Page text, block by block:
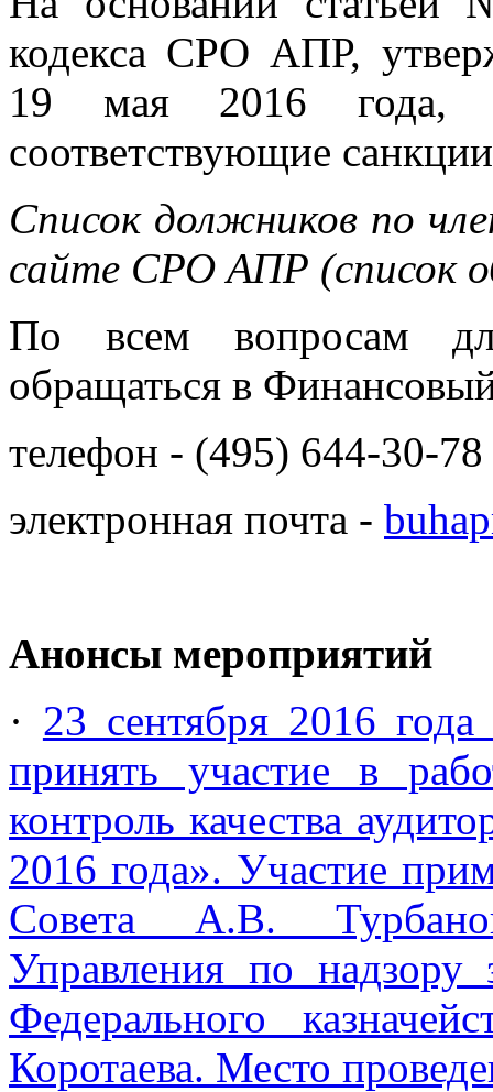
кодекса СРО АПР,
19 мая 2016 года,
соответствующие
Список должников по
сайте СРО АПР (список
По всем вопросам
обращаться в
телефон - (495) 644-30-78
электронная почта -
Анонсы мероприятий
· 23 сентября 2016
принять участие в
контроль качества
2016 года». Участие
Совета А.В.
Управления по надзору
Федерального
Коротаева. Место